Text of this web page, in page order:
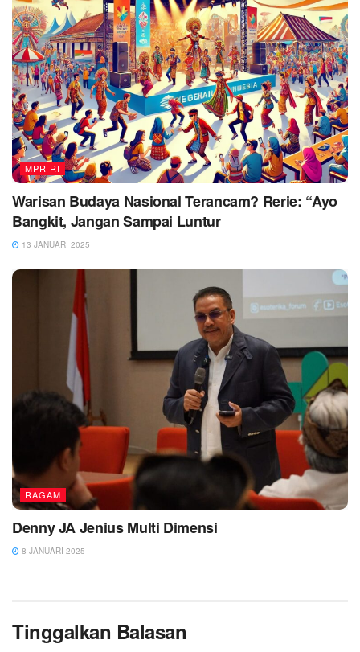
MPR RI
Warisan Budaya Nasional Terancam? Rerie: “Ayo
Bangkit, Jangan Sampai Luntur
13 JANUARI 2025
RAGAM
Denny JA Jenius Multi Dimensi
8 JANUARI 2025
Tinggalkan Balasan